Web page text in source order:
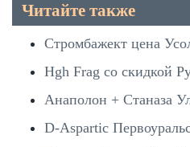
Читайте также
Стромбажект цена
Hgh Frag со скидкой
Анаполон + Станаза
D-Aspartic